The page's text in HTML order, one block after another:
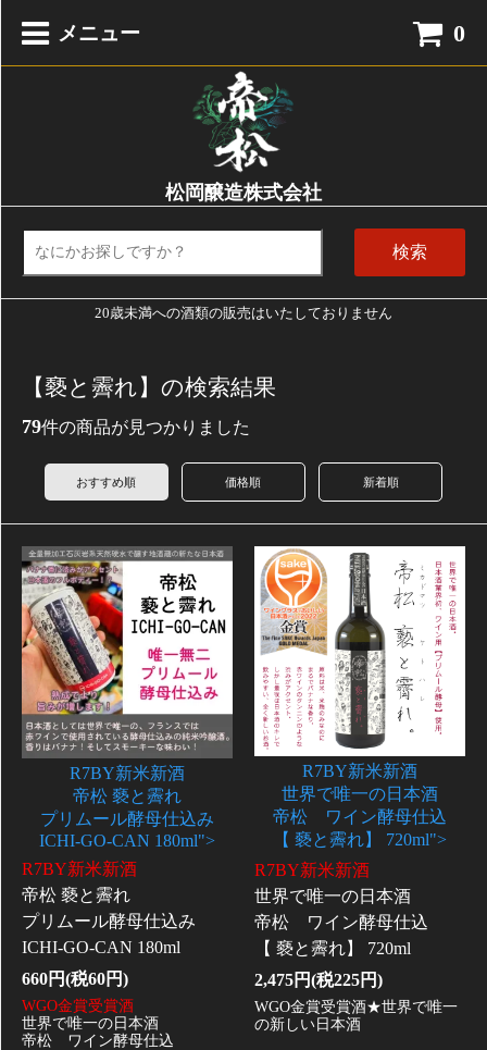
メニュー 0
松岡醸造株式会社
検索
20歳未満への酒類の販売はいたしておりません
【褻と霽れ】の検索結果
79件の商品が見つかりました
おすすめ順 価格順 新着順
R7BY新米新酒
帝松 褻と霽れ
プリムール酵母仕込み
ICHI-GO-CAN 180ml">
R7BY新米新酒
帝松 褻と霽れ
プリムール酵母仕込み
ICHI-GO-CAN 180ml
660円(税60円)
WGO金賞受賞酒
世界で唯一の日本酒
帝松 ワイン酵母仕込
R7BY新米新酒
世界で唯一の日本酒
帝松 ワイン酵母仕込
【 褻と霽れ】 720ml">
R7BY新米新酒
世界で唯一の日本酒
帝松 ワイン酵母仕込
【 褻と霽れ】 720ml
2,475円(税225円)
WGO金賞受賞酒★世界で唯一
の新しい日本酒